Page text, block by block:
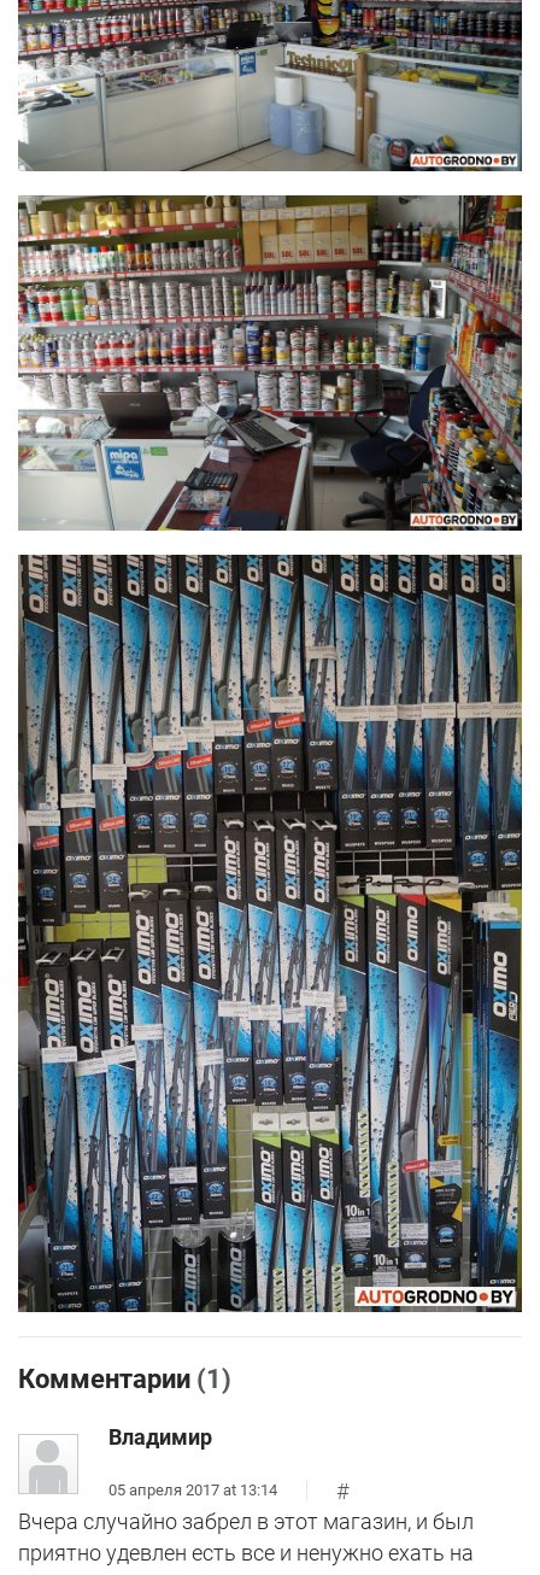
Комментарии (1)
Владимир
05 апреля 2017 at 13:14
#
Вчера случайно забрел в этот магазин, и был
приятно удевлен есть все и ненужно ехать на